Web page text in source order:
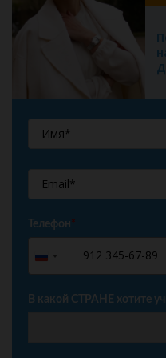
Телефон*
Russia
+7
В какой СТРАНЕ хотите